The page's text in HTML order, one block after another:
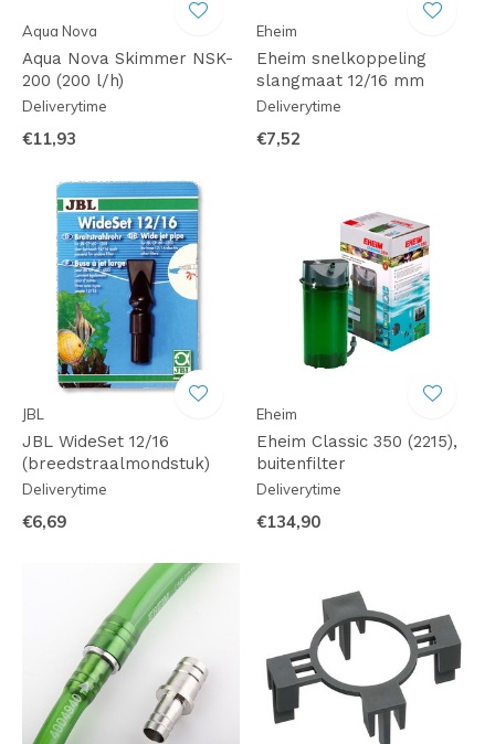
Aqua Nova
Aqua Nova Skimmer NSK-
200 (200 l/h)
Deliverytime
€11,93
Eheim
Eheim snelkoppeling
slangmaat 12/16 mm
Deliverytime
€7,52
JBL
JBL WideSet 12/16
(breedstraalmondstuk)
Deliverytime
€6,69
Eheim
Eheim Classic 350 (2215),
buitenfilter
Deliverytime
€134,90